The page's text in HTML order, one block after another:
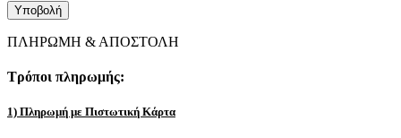
ΠΛΗΡΩΜΗ & ΑΠΟΣΤΟΛΗ
Τρόποι πληρωμής:
1) Πληρωμή με Πιστωτική Κάρτα